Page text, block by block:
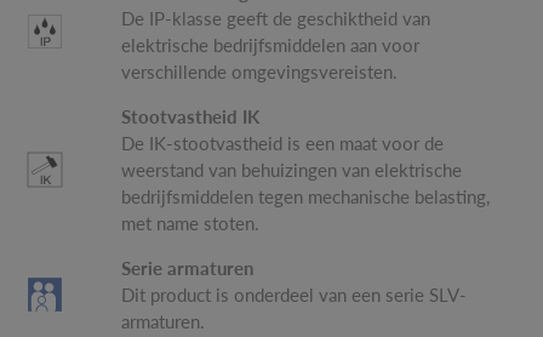
De IP-klasse geeft de geschiktheid van
elektrische bedrijfsmiddelen aan voor
verschillende omgevingsvereisten.
Stootvastheid IK
De IK-stootvastheid is een maat voor de
weerstand van behuizingen van elektrische
bedrijfsmiddelen tegen mechanische belasting,
met name stoten.
Serie armaturen
Dit product is onderdeel van een serie SLV-
armaturen.